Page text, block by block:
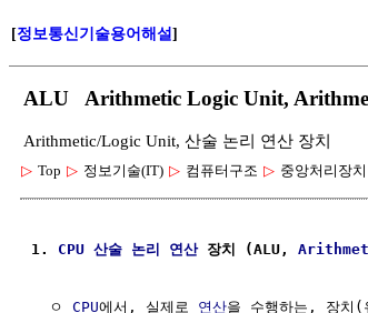
[정보통신기술용어해설]
ALU Arithmetic Logic Unit,
Arithmetic/Logic Unit, 산술 논리 연산 장치
▷ Top ▷ 정보기술(IT) ▷ 컴퓨터구조 ▷ 중앙처리장치
1. CPU 산술 논리 연산 장치 (ALU,
  ㅇ
CPU에서, 실제로 연산을 수행하는, 장치(